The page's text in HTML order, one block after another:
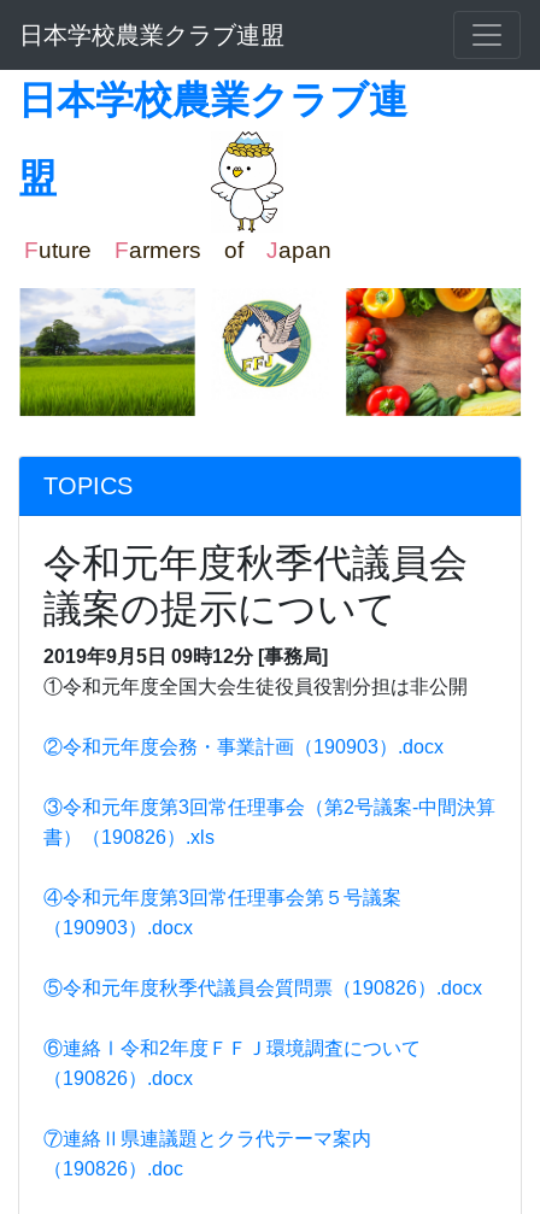
日本学校農業クラブ連盟
日本学校農業クラブ連
盟
Future Farmers of Japan
TOPICS
令和元年度秋季代議員会
議案の提示について
2019年9月5日 09時12分 [事務局]
①令和元年度全国大会生徒役員役割分担は非公開
②令和元年度会務・事業計画（190903）.docx
③令和元年度第3回常任理事会（第2号議案-中間決算
書）（190826）.xls
④令和元年度第3回常任理事会第５号議案
（190903）.docx
⑤令和元年度秋季代議員会質問票（190826）.docx
⑥連絡Ⅰ令和2年度ＦＦＪ環境調査について
（190826）.docx
⑦連絡Ⅱ県連議題とクラ代テーマ案内
（190826）.doc